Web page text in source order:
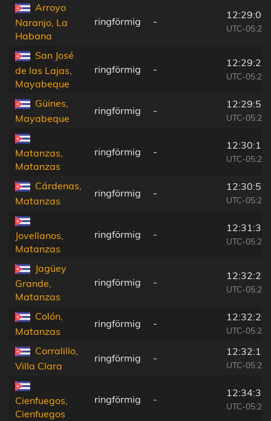
Arroyo
Naranjo, La
Habana
ringförmig -
12:29:00
UTC-05:29
San José
de las Lajas,
Mayabeque
ringförmig -
12:29:25
UTC-05:29
Güines,
Mayabeque
ringförmig -
12:29:57
UTC-05:29
Matanzas,
Matanzas
ringförmig -
12:30:17
UTC-05:29
Cárdenas,
Matanzas
ringförmig -
12:30:59
UTC-05:29
Jovellanos,
Matanzas
ringförmig -
12:31:35
UTC-05:29
Jagüey
Grande,
Matanzas
ringförmig -
12:32:24
UTC-05:29
Colón,
Matanzas
ringförmig -
12:32:20
UTC-05:29
Corralillo,
Villa Clara
ringförmig -
12:32:16
UTC-05:29
Cienfuegos,
Cienfuegos
ringförmig -
12:34:37
UTC-05:29